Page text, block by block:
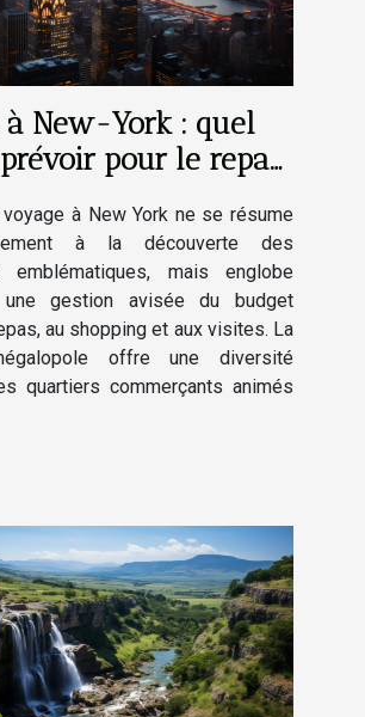
à New-York : quel
pour le repas,
à New York ne se résume
à la découverte des
emblématiques, mais englobe
une gestion avisée du budget
au shopping et aux visites. La
offre une diversité
quartiers commerçants animés